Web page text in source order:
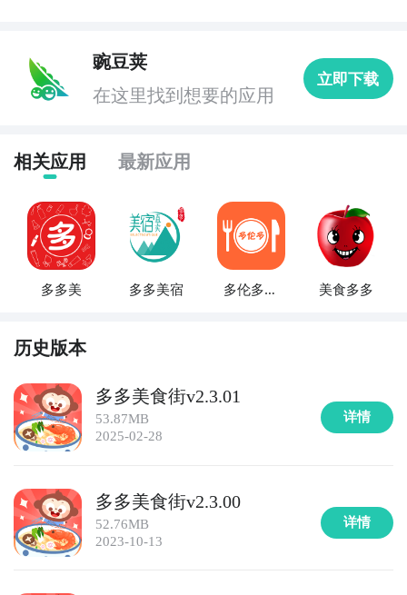
豌豆荚
在这里找到想要的应用
立即下载
相关应用 最新应用
多多美 多多美宿
多伦多美
美食多多
历史版本
多多美食街v2.3.01
53.87MB
2025-02-28
详情
多多美食街v2.3.00
52.76MB
2023-10-13
详情